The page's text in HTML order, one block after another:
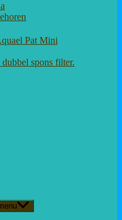
Pat Mini
spons filter.